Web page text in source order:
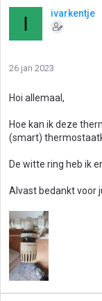
I ivarkentje
26 jan 2023
Hoi allemaal,
Hoe kan ik deze
(smart)
De witte ring heb ik
Alvast bedankt voor